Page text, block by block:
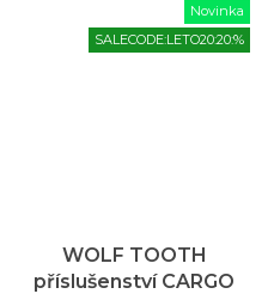
Novinka
SALECODE:LETO20:20:%
WOLF TOOTH
příslušenství CARGO